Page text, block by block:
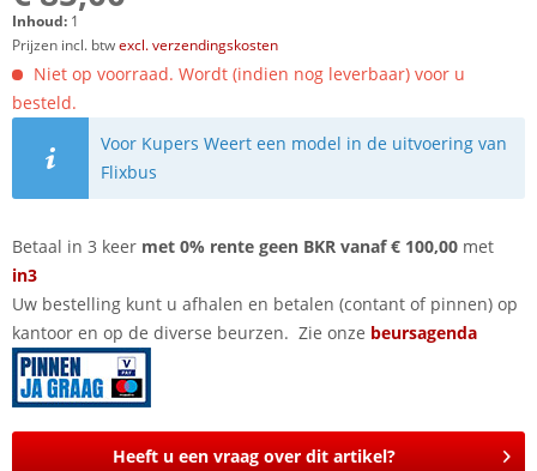
Inhoud: 1
Prijzen incl. btwexcl. verzendingskosten
Niet op voorraad. Wordt (indien nog leverbaar) voor u
besteld.
Voor Kupers Weert een model in de uitvoering van
Flixbus
Betaal in 3 keer met 0% rente geen BKR vanaf € 100,00 met
in3
Uw bestelling kunt u afhalen en betalen (contant of pinnen) op
kantoor en op de diverse beurzen. Zie onze beursagenda
Heeft u een vraag over dit artikel?